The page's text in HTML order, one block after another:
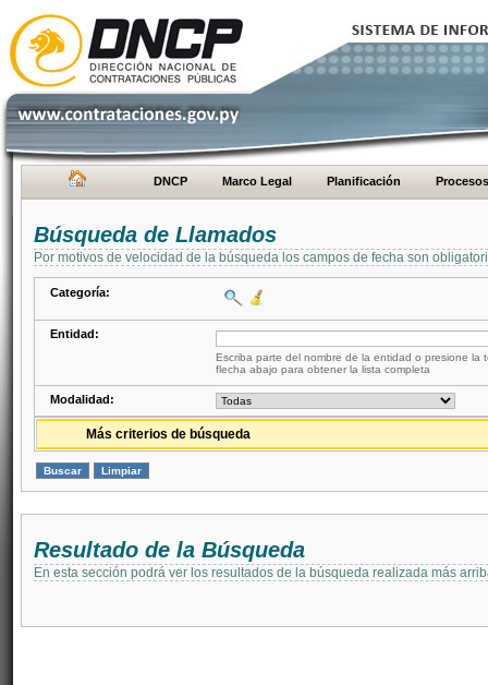
DNCP Marco Legal Planificación Procesos
Búsqueda de Llamados
Por motivos de velocidad de la búsqueda los campos de fecha son
Categoría:
Entidad:
Escriba parte del nombre de la entidad o presione la
flecha abajo para obtener la lista completa
Modalidad:
Más criterios de búsqueda
Resultado de la Búsqueda
En esta sección podrá ver los resultados de la búsqueda realizada más